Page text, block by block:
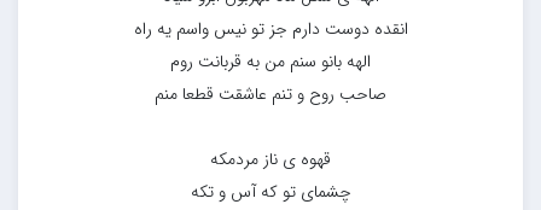
انقده دوست دارم جز تو نیس واسم یه راه
الهه بانو سنم من به قربانت روم
صاحب روح و تنم عاشقت قطعا منم
قهوه ی ناز مردمکه
چشمای تو که آس و تکه